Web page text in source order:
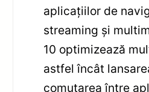
aplicațiilor de
streaming și
10 optimizează
astfel încât
comutarea între